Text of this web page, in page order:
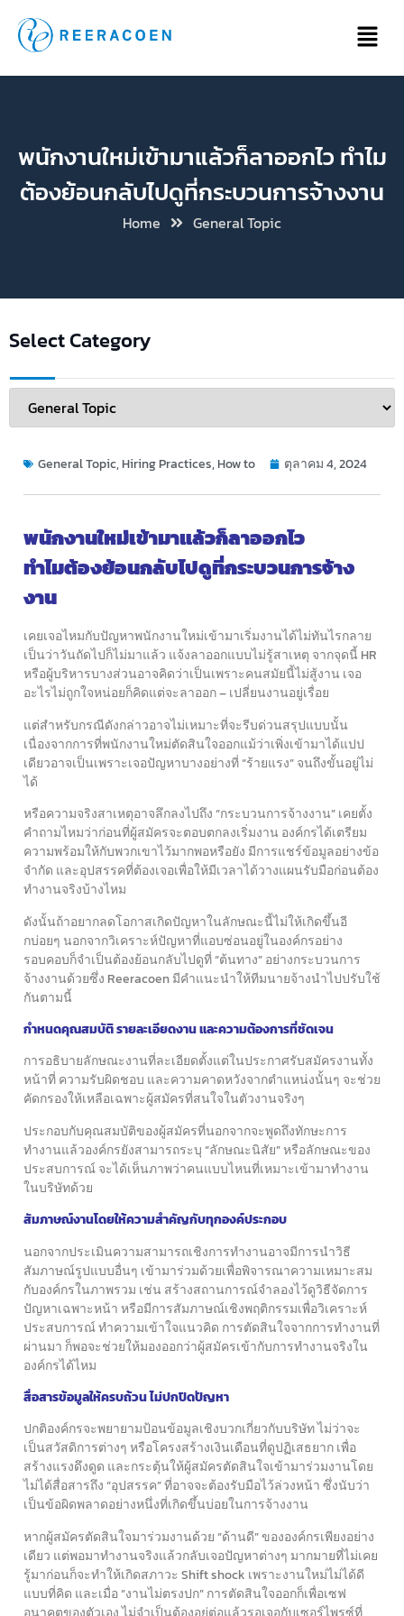
พนักงานใหม่เข้ามาแล้วก็ลาออกไว ทำไม
ต้องย้อนกลับไปดูที่กระบวนการจ้างงาน
Home General Topic
Select Category
General Topic,Hiring Practices,How to ตุลาคม 4, 2024
พนักงานใหม่เข้ามาแล้วก็ลาออกไว
ทำไมต้องย้อนกลับไปดูที่กระบวนการจ้าง
งาน
เคยเจอไหมกับปัญหาพนักงานใหม่เข้ามาเริ่มงานได้ไม่ทันไรกลาย
เป็นว่าวันถัดไปก็ไม่มาแล้ว แจ้งลาออกแบบไม่รู้สาเหตุ จากจุดนี้ HR
หรือผู้บริหารบางส่วนอาจคิดว่าเป็นเพราะคนสมัยนี้ไม่สู้งาน เจอ
อะไรไม่ถูกใจหน่อยก็คิดแต่จะลาออก – เปลี่ยนงานอยู่เรื่อย
แต่สำหรับกรณีดังกล่าวอาจไม่เหมาะที่จะรีบด่วนสรุปแบบนั้น
เนื่องจากการที่พนักงานใหม่ตัดสินใจออกแม้ว่าเพิ่งเข้ามาได้แปป
เดียวอาจเป็นเพราะเจอปัญหาบางอย่างที่ “ร้ายแรง” จนถึงขั้นอยู่ไม่
ได้
หรือความจริงสาเหตุอาจลึกลงไปถึง “กระบวนการจ้างงาน”เคยตั้ง
คำถามไหมว่าก่อนที่ผู้สมัครจะตอบตกลงเริ่มงาน องค์กรได้เตรียม
ความพร้อมให้กับพวกเขาไว้มากพอหรือยัง มีการแชร์ข้อมูลอย่างข้อ
จำกัด และอุปสรรคที่ต้องเจอเพื่อให้มีเวลาได้วางแผนรับมือก่อนต้อง
ทำงานจริงบ้างไหม
ดังนั้นถ้าอยากลดโอกาสเกิดปัญหาในลักษณะนี้ไม่ให้เกิดขึ้นอี
กบ่อยๆนอกจากวิเคราะห์ปัญหาที่แอบซ่อนอยู่ในองค์กรอย่าง
รอบคอบก็จำเป็นต้องย้อนกลับไปดูที่ “ต้นทาง” อย่างกระบวนการ
จ้างงานด้วยซึ่ง Reeracoen มีคำแนะนำให้ทีมนายจ้างนำไปปรับใช้
กันตามนี้
กำหนดคุณสมบัติ รายละเอียดงาน และความต้องการที่ชัดเจน
การอธิบายลักษณะงานที่ละเอียดตั้งแต่ในประกาศรับสมัครงานทั้ง
หน้าที่ ความรับผิดชอบ และความคาดหวังจากตำแหน่งนั้นๆ จะช่วย
คัดกรองให้เหลือเฉพาะผู้สมัครที่สนใจในตัวงานจริงๆ
ประกอบกับคุณสมบัติของผู้สมัครที่นอกจากจะพูดถึงทักษะการ
ทำงานแล้วองค์กรยังสามารถระบุ “ลักษณะนิสัย” หรือลักษณะของ
ประสบการณ์จะได้เห็นภาพว่าคนแบบไหนที่เหมาะเข้ามาทำงาน
ในบริษัทด้วย
สัมภาษณ์งานโดยให้ความสำคัญกับทุกองค์ประกอบ
นอกจากประเมินความสามารถเชิงการทำงานอาจมีการนำวิธี
สัมภาษณ์รูปแบบอื่นๆ เข้ามาร่วมด้วยเพื่อพิจารณาความเหมาะสม
กับองค์กรในภาพรวม เช่น สร้างสถานการณ์จำลองไว้ดูวิธีจัดการ
ปัญหาเฉพาะหน้าหรือมีการสัมภาษณ์เชิงพฤติกรรมเพื่อวิเคราะห์
ประสบการณ์ทำความเข้าใจแนวคิด การตัดสินใจจากการทำงานที่
ผ่านมา ก็พอจะช่วยให้มองออกว่าผู้สมัครเข้ากับการทำงานจริงใน
องค์กรได้ไหม
สื่อสารข้อมูลให้ครบถ้วน ไม่ปกปิดปัญหา
ปกติองค์กรจะพยายามป้อนข้อมูลเชิงบวกเกี่ยวกับบริษัทไม่ว่าจะ
เป็นสวัสดิการต่างๆ หรือโครงสร้างเงินเดือนที่ดูปฏิเสธยากเพื่อ
สร้างแรงดึงดูด และกระตุ้นให้ผู้สมัครตัดสินใจเข้ามาร่วมงานโดย
ไม่ได้สื่อสารถึง “อุปสรรค” ที่อาจจะต้องรับมือไว้ล่วงหน้าซึ่งนับว่า
เป็นข้อผิดพลาดอย่างหนึ่งที่เกิดขึ้นบ่อยในการจ้างงาน
หากผู้สมัครตัดสินใจมาร่วมงานด้วย “ด้านดี” ขององค์กรเพียงอย่าง
เดียว แต่พอมาทำงานจริงแล้วกลับเจอปัญหาต่างๆ มากมายที่ไม่เคย
รู้มาก่อนก็จะทำให้เกิดสภาวะ Shift shock เพราะงานใหม่ไม่ได้ดี
แบบที่คิด และเมื่อ “งานไม่ตรงปก” การตัดสินใจออกก็เพื่อเซฟ